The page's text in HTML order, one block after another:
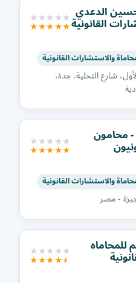
الدعدي
القانونية
والاستشارات القانونية
شارع التحلية، جدة،
محامون
والاستشارات القانونية